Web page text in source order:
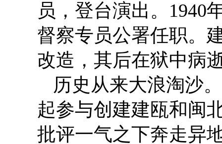
员，登台演出。1940
督察专员公署任职。
改造，其后在狱中病
历史从来大浪淘沙
起参与创建建瓯和闽
批评一气之下奔走异